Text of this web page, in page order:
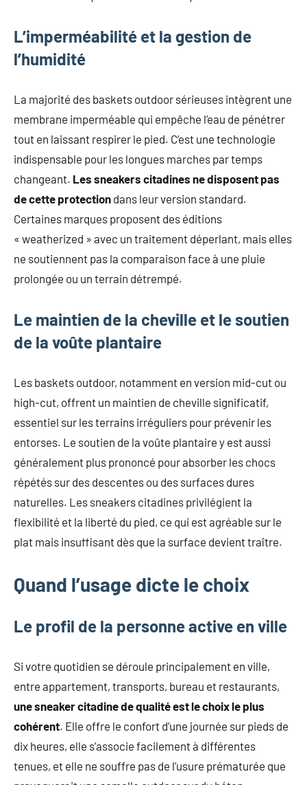
L’imperméabilité et la gestion de
l’humidité
La majorité des baskets outdoor sérieuses intègrent une
membrane imperméable qui empêche l’eau de pénétrer
tout en laissant respirer le pied. C’est une technologie
indispensable pour les longues marches par temps
changeant. Les sneakers citadines ne disposent pas
de cette protection dans leur version standard.
Certaines marques proposent des éditions
« weatherized » avec un traitement déperlant, mais elles
ne soutiennent pas la comparaison face à une pluie
prolongée ou un terrain détrempé.
Le maintien de la cheville et le soutien
de la voûte plantaire
Les baskets outdoor, notamment en version mid-cut ou
high-cut, offrent un maintien de cheville significatif,
essentiel sur les terrains irréguliers pour prévenir les
entorses. Le soutien de la voûte plantaire y est aussi
généralement plus prononcé pour absorber les chocs
répétés sur des descentes ou des surfaces dures
naturelles. Les sneakers citadines privilégient la
flexibilité et la liberté du pied, ce qui est agréable sur le
plat mais insuffisant dès que la surface devient traître.
Quand l’usage dicte le choix
Le profil de la personne active en ville
Si votre quotidien se déroule principalement en ville,
entre appartement, transports, bureau et restaurants,
une sneaker citadine de qualité est le choix le plus
cohérent. Elle offre le confort d’une journée sur pieds de
dix heures, elle s’associe facilement à différentes
tenues, et elle ne souffre pas de l’usure prématurée que